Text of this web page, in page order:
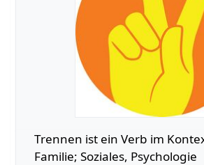
Trennen‏‎ ist ein Verb im Kontext von
Familie; Soziales, Psychologie